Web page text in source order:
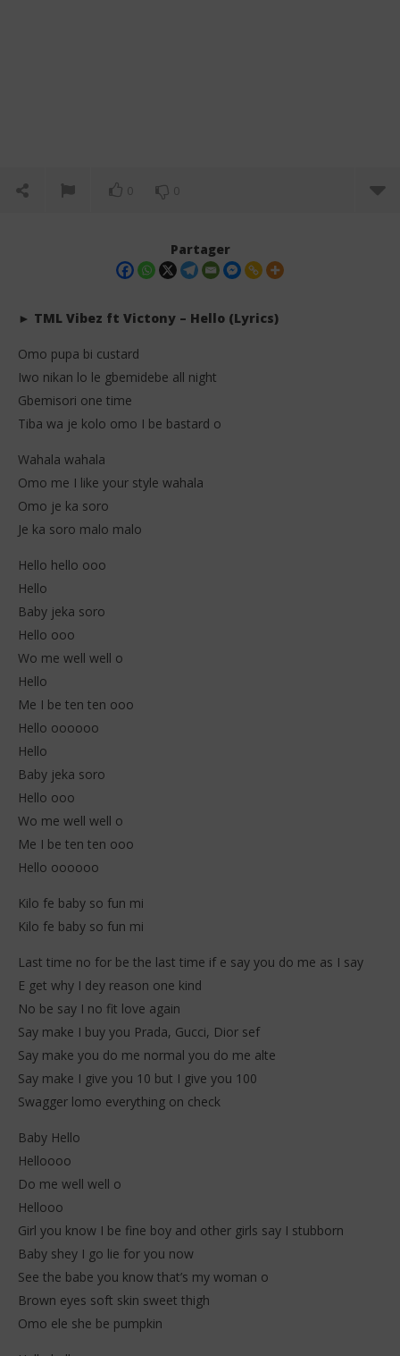
0 0
juin
Stone
Partager
► TML Vibez ft Victony – Hello (Lyrics)
Omo pupa bi custard
Iwo nikan lo le gbemidebe all night
Gbemisori one time
Tiba wa je kolo omo I be bastard o
Wahala wahala
Omo me I like your style wahala
Omo je ka soro
Je ka soro malo malo
Hello hello ooo
Hello
Baby jeka soro
Hello ooo
Wo me well well o
Hello
Me I be ten ten ooo
Hello oooooo
Hello
Baby jeka soro
Hello ooo
Wo me well well o
Me I be ten ten ooo
Hello oooooo
Kilo fe baby so fun mi
Kilo fe baby so fun mi
Last time no for be the last time if e say you do me as I say
E get why I dey reason one kind
No be say I no fit love again
Say make I buy you Prada, Gucci, Dior sef
Say make you do me normal you do me alte
Say make I give you 10 but I give you 100
Swagger lomo everything on check
Baby Hello
Helloooo
Do me well well o
Hellooo
Girl you know I be fine boy and other girls say I stubborn
Baby shey I go lie for you now
See the babe you know that’s my woman o
Brown eyes soft skin sweet thigh
Omo ele she be pumpkin